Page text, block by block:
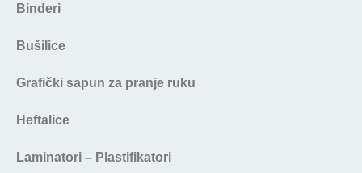
Binderi
Bušilice
Grafički sapun za pranje ruku
Heftalice
Laminatori – Plastifikatori